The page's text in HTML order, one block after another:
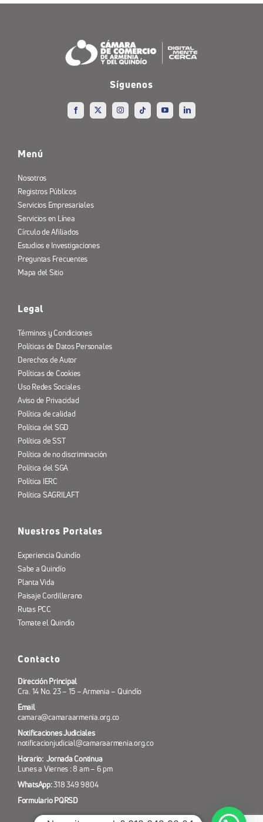
Síguenos
Menú
Nosotros
Registros Públicos
Servicios Empresariales
Servicios en Línea
Círculo de Afiliados
Estudios e Investigaciones
Preguntas Frecuentes
Mapa del Sitio
Legal
Términos y Condiciones
Políticas de Datos Personales
Derechos de Autor
Políticas de Cookies
Uso Redes Sociales
Aviso de Privacidad
Política de calidad
Política del SGD
Política de SST
Política de no discriminación
Política del SGA
Política IERC
Política SAGRILAFT
Nuestros Portales
Experiencia Quindío
Sabe a Quindío
Planta Vida
Paisaje Cordillerano
Rutas PCC
Tomate el Quindío
Contacto
Dirección Principal
Cra. 14 No. 23 – 15 – Armenia – Quindío
Email
camara@camaraarmenia.org.co
Notificaciones Judiciales
notificacionjudicial@camaraarmenia.org.co
Horario: Jornada Continua
Lunes a Viernes : 8 am – 6 pm
WhatsApp:318 349 9804
Formulario PQRSD